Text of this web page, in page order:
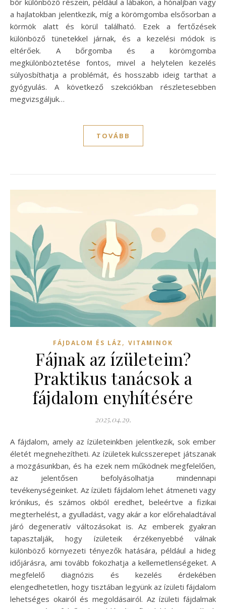
a hajlatokban jelentkezik, míg a körömgomba elsősorban a
körmök alatt és körül található. Ezek a fertőzések
különböző tünetekkel járnak, és a kezelési módok is
eltérőek. A bőrgomba és a körömgomba
megkülönböztetése fontos, mivel a helytelen kezelés
súlyosbíthatja a problémát, és hosszabb ideig tarthat a
gyógyulás. A következő szekciókban részletesebben
megvizsgáljuk…
TOVÁBB
FÁJDALOM ÉS LÁZ , VITAMINOK
Fájnak az ízületeim?
Praktikus tanácsok a
fájdalom enyhítésére
2025.04.29.
A fájdalom, amely az ízületeinkben jelentkezik, sok ember
életét megnehezítheti. Az ízületek kulcsszerepet játszanak
a mozgásunkban, és ha ezek nem működnek megfelelően,
az jelentősen befolyásolhatja mindennapi
tevékenységeinket. Az ízületi fájdalom lehet átmeneti vagy
krónikus, és számos okból eredhet, beleértve a fizikai
megterhelést, a gyulladást, vagy akár a kor előrehaladtával
járó degeneratív változásokat is. Az emberek gyakran
tapasztalják, hogy ízületeik érzékenyebbé válnak
különböző környezeti tényezők hatására, például a hideg
időjárásra, ami tovább fokozhatja a kellemetlenségeket. A
megfelelő diagnózis és kezelés érdekében
elengedhetetlen, hogy tisztában legyünk az ízületi fájdalom
lehetséges okairól és megoldásairól. Az ízületi fájdalmak